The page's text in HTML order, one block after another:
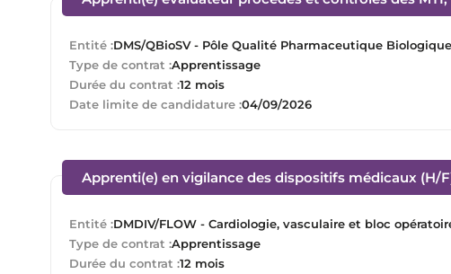
Entité :DMS/QBioSV - Pôle Qualité Pharmaceutique
Type de contrat :Apprentissage
Durée du contrat :12 mois
Date limite de candidature :04/09/2026
Apprenti(e) en vigilance des dispositifs médicaux (H/
Entité :DMDIV/FLOW - Cardiologie, vasculaire et bloc
Type de contrat :Apprentissage
Durée du contrat :12 mois